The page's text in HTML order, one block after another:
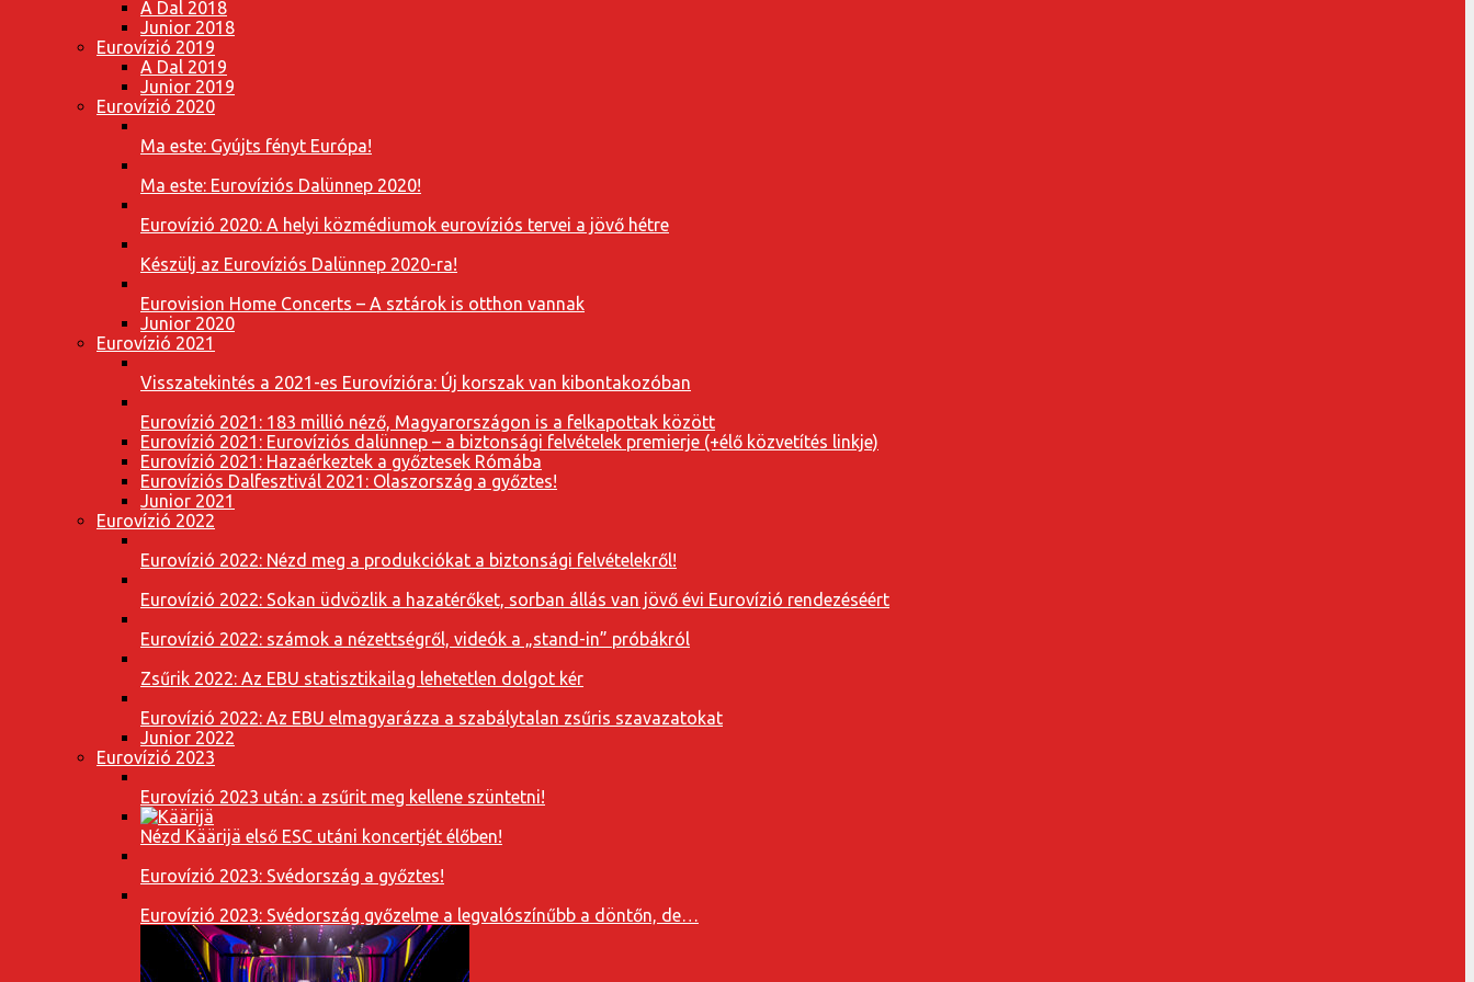
A Dal 2018
Junior 2018
Eurovízió 2019
A Dal 2019
Junior 2019
Eurovízió 2020
Ma este: Gyújts fényt Európa!
Ma este: Eurovíziós Dalünnep 2020!
Eurovízió 2020: A helyi közmédiumok eurovíziós tervei a jövő hétre
Készülj az Eurovíziós Dalünnep 2020-ra!
Eurovision Home Concerts – A sztárok is otthon vannak
Junior 2020
Eurovízió 2021
Visszatekintés a 2021-es Eurovízióra: Új korszak van kibontakozóban
Eurovízió 2021: 183 millió néző, Magyarországon is a felkapottak között
Eurovízió 2021: Eurovíziós dalünnep – a biztonsági felvételek premierje (+élő közvetítés linkje)
Eurovízió 2021: Hazaérkeztek a győztesek Rómába
Eurovíziós Dalfesztivál 2021: Olaszország a győztes!
Junior 2021
Eurovízió 2022
Eurovízió 2022: Nézd meg a produkciókat a biztonsági felvételekről!
Eurovízió 2022: Sokan üdvözlik a hazatérőket, sorban állás van jövő évi Eurovízió rendezéséért
Eurovízió 2022: számok a nézettségről, videók a „stand-in” próbákról
Zsűrik 2022: Az EBU statisztikailag lehetetlen dolgot kér
Eurovízió 2022: Az EBU elmagyarázza a szabálytalan zsűris szavazatokat
Junior 2022
Eurovízió 2023
Eurovízió 2023 után: a zsűrit meg kellene szüntetni!
Nézd Käärijä első ESC utáni koncertjét élőben!
Eurovízió 2023: Svédország a győztes!
Eurovízió 2023: Svédország győzelme a legvalószínűbb a döntőn, de…